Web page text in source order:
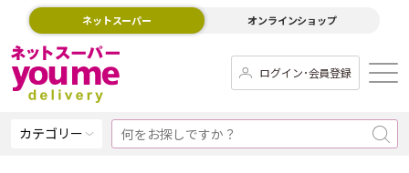
ネットスーパー オンラインショップ
ログイン･会員登録
カテゴリー